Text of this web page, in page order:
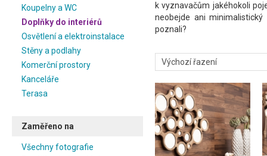
Koupelny a WC
Doplňky do interiérů
Osvětlení a elektroinstalace
Stěny a podlahy
Komerční prostory
Kanceláře
Terasa
Zaměřeno na
Všechny fotografie
k vyznavačům jakéhokoli
neobejde ani
poznali?